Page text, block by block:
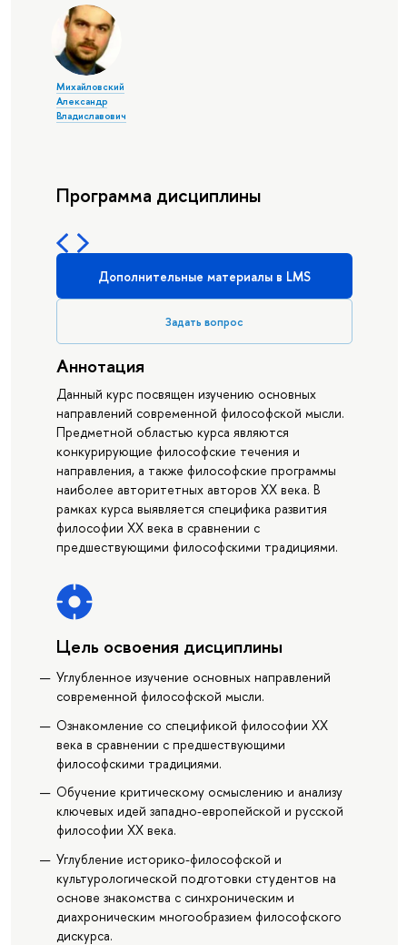
Михайловский
Александр
Владиславович
Программа дисциплины
Дополнительные материалы в LMS
Задать вопрос
Аннотация
Данный курс посвящен изучению основных
направлений современной философской мысли.
Предметной областью курса являются
конкурирующие философские течения и
направления, а также философские программы
наиболее авторитетных авторов ХХ века. В
рамках курса выявляется специфика развития
философии ХХ века в сравнении с
предшествующими философскими традициями.
Цель освоения дисциплины
Углубленное изучение основных направлений
современной философской мысли.
Oзнакомление со спецификой философии ХХ
века в сравнении с предшествующими
философскими традициями.
Обучение критическому осмыслению и анализу
ключевых идей западно-европейской и русской
философии ХХ века.
Углубление историко-философской и
культурологической подготовки студентов на
основе знакомства с синхроническим и
диахроническим многообразием философского
дискурса.